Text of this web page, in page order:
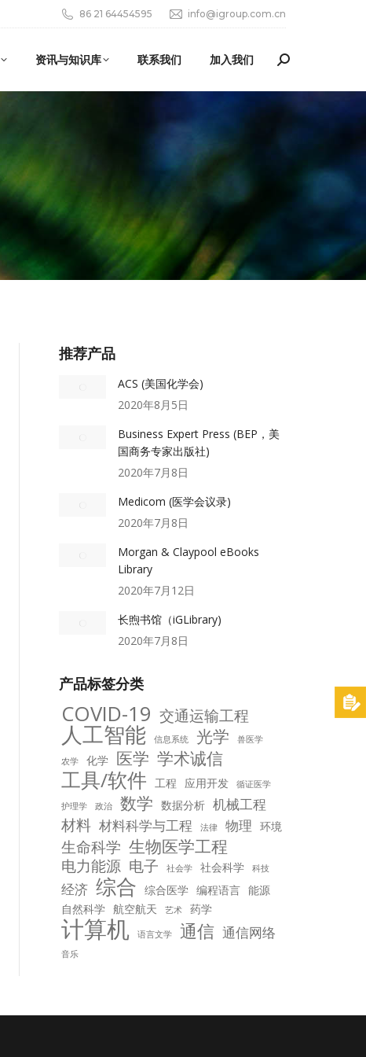
86 21 64454595 info@igroup.com.cn
资讯与知识库 联系我们 加入我们 Search:
推荐产品
ACS (美国化学会)
2020年8月5日
Business Expert Press (BEP，美
国商务专家出版社)
2020年7月8日
Medicom (医学会议录)
2020年7月8日
Morgan & Claypool eBooks
Library
2020年7月12日
长煦书馆（iGLibrary)
2020年7月8日
产品标签分类
COVID-19 交通运输工程
人工智能 信息系统 光学
兽医学
农学
化学 医学 学术诚信
工具/软件 工程 应用开发
循证医学
护理学
政治 数学 数据分析 机械工程
材料 材料科学与工程 法律 物理 环境
生命科学 生物医学工程
电力能源 电子 社会学 社会科学 科技
经济 综合 综合医学 编程语言 能源
自然科学 航空航天 艺术 药学
计算机 语言文学 通信 通信网络
音乐